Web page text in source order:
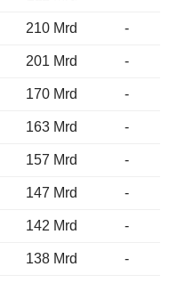
210 Mrd -
201 Mrd -
170 Mrd -
163 Mrd -
157 Mrd -
147 Mrd -
142 Mrd -
138 Mrd -